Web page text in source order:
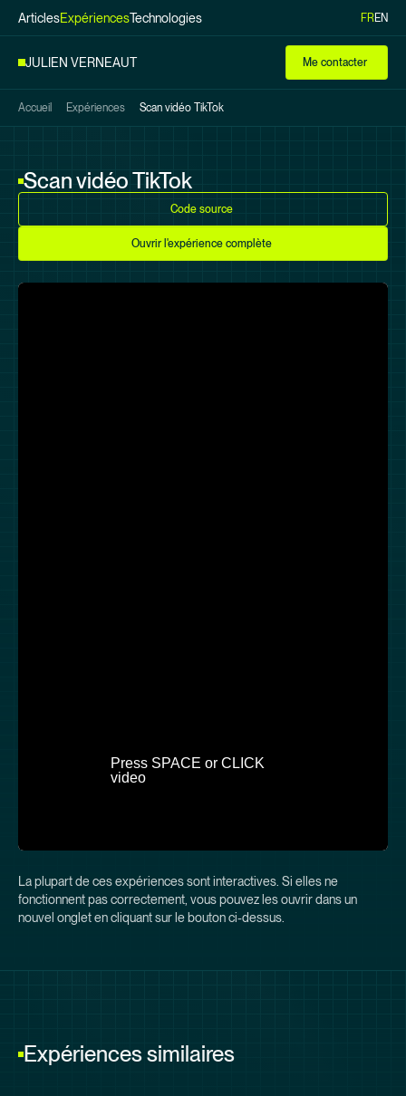
contenu
JULIEN VERNEAUT
ArticlesExpériencesTechnologies FREN
Me contacter
Accueil Expériences Scan vidéo TikTok
Scan vidéo TikTok
Code source
Ouvrir l'expérience complète
La plupart de ces expériences sont interactives. Si elles ne
fonctionnent pas correctement, vous pouvez les ouvrir dans un
nouvel onglet en cliquant sur le bouton ci-dessus.
Expériences similaires